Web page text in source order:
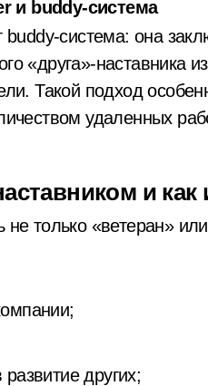
и buddy-система
buddy-система: она
«друга»-наставника
Такой подход
удаленных
и
только «ветеран»
других;